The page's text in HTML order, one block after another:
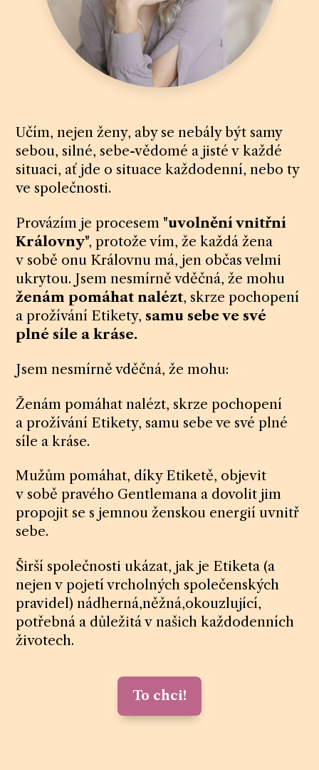
Učím, nejen ženy, aby se nebály být samy
sebou, silné, sebe-vědomé a jisté v každé
situaci, ať jde o situace každodenní, nebo ty
ve společnosti.
Provázím je procesem "uvolnění vnitřní
Královny", protože vím, že každá žena
v sobě onu Královnu má, jen občas velmi
ukrytou. Jsem nesmírně vděčná, že mohu
ženám pomáhat nalézt, skrze pochopení
a prožívání Etikety, samu sebe ve své
plné síle a kráse.
Jsem nesmírně vděčná, že mohu:
Ženám pomáhat nalézt, skrze pochopení
a prožívání Etikety, samu sebe ve své plné
síle a kráse.
Mužům pomáhat, díky Etiketě, objevit
v sobě pravého Gentlemana a dovolit jim
propojit se s jemnou ženskou energií uvnitř
sebe.
Širší společnosti ukázat, jak je Etiketa (a
nejen v pojetí vrcholných společenských
pravidel) nádherná,něžná,okouzlující,
potřebná a důležitá v našich každodenních
životech.
To chci!